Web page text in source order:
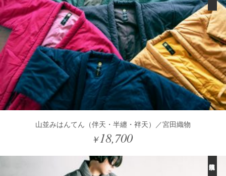
山並みはんてん（伴天・半纏・袢天）／宮田織物
￥18,700